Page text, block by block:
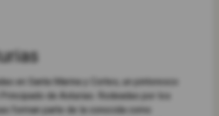
en Santa Marina y Cortes, un pintoresco
de Asturias. Rodeadas por los
forman parte de la conocida como